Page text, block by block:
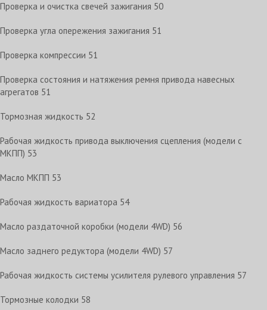
Проверка и очистка свечей зажигания 50
Проверка угла опережения зажигания 51
Проверка компрессии 51
Проверка состояния и натяжения ремня привода навесных
агрегатов 51
Тормозная жидкость 52
Рабочая жидкость привода выключения сцепления (модели с
МКПП) 53
Масло МКПП 53
Рабочая жидкость вариатора 54
Масло раздаточной коробки (модели 4WD) 56
Масло заднего редуктора (модели 4WD) 57
Рабочая жидкость системы усилителя рулевого управления 57
Тормозные колодки 58